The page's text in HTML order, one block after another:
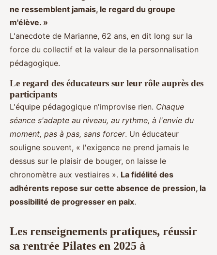
ne ressemblent jamais, le regard du groupe
m'élève. »
L'anecdote de Marianne, 62 ans, en dit long sur la
force du collectif et la valeur de la personnalisation
pédagogique.
Le regard des éducateurs sur leur rôle auprès des
participants
L'équipe pédagogique n'improvise rien. Chaque
séance s'adapte au niveau, au rythme, à l'envie du
moment, pas à pas, sans forcer. Un éducateur
souligne souvent, « l'exigence ne prend jamais le
dessus sur le plaisir de bouger, on laisse le
chronomètre aux vestiaires ». La fidélité des
adhérents repose sur cette absence de pression, la
possibilité de progresser en paix.
Les renseignements pratiques, réussir
sa rentrée Pilates en 2025 à